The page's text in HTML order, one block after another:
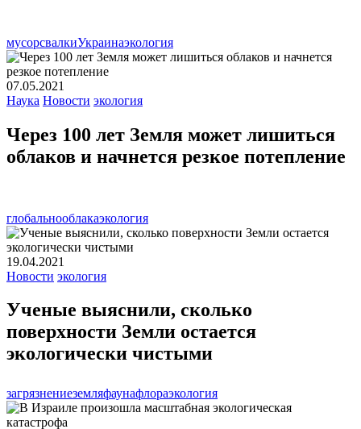
мусорсвалкиУкраинаэкология
07.05.2021
Наука Новости экология
Через 100 лет Земля может лишиться
облаков и начнется резкое потепление
глобальнооблакаэкология
19.04.2021
Новости экология
Ученые выяснили, сколько
поверхности Земли остается
экологически чистыми
загрязнениеземляфаунафлораэкология